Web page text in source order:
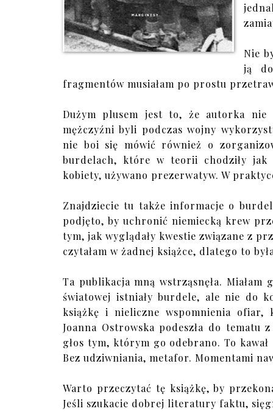
Nie
ją
fragmentów musiałam po prostu
Dużym plusem jest to, że autorka nie
mężczyźni byli podczas wojny
nie boi się mówić również o
burdelach, które w teorii chodziły jak
kobiety, używano prezerwatyw. W
Znajdziecie tu także informacje o
podjęto, by uchronić niemiecką krew
tym, jak wyglądały kwestie związane z
czytałam w żadnej książce, dlatego to
Ta publikacja mną wstrząsnęła.
światowej istniały burdele, ale nie do
książkę i nieliczne wspomnienia ofiar,
Joanna Ostrowska podeszła do tematu
głos tym, którym go odebrano. To
Bez udziwniania, metafor. Momentami
Warto przeczytać tę książkę, by
Jeśli szukacie dobrej literatury faktu,